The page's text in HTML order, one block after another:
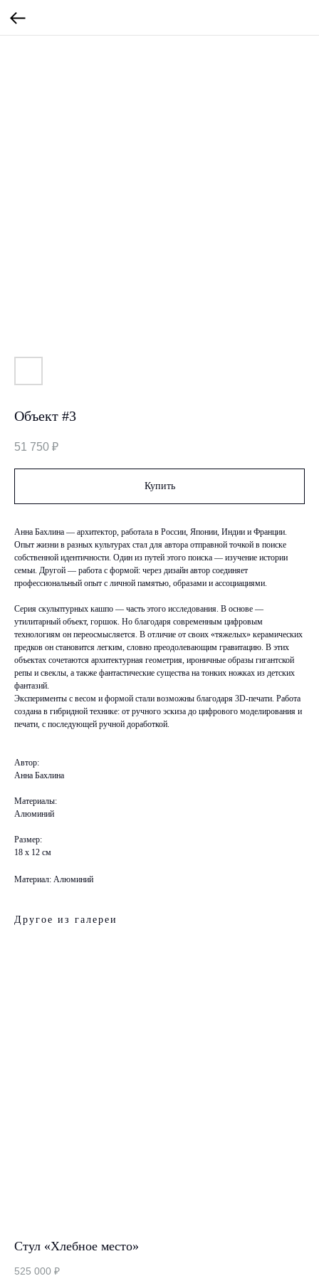
Объект #3
51 750 ₽
Купить
Анна Бахлина — архитектор, работала в России, Японии, Индии и Франции.
Опыт жизни в разных культурах стал для автора отправной точкой в поиске
собственной идентичности. Один из путей этого поиска — изучение истории
семьи. Другой — работа с формой: через дизайн автор соединяет
профессиональный опыт с личной памятью, образами и ассоциациями.
Серия скульптурных кашпо — часть этого исследования. В основе —
утилитарный объект, горшок. Но благодаря современным цифровым
технологиям он переосмысляется. В отличие от своих «тяжелых» керамических
предков он становится легким, словно преодолевающим гравитацию. В этих
объектах сочетаются архитектурная геометрия, ироничные образы гигантской
репы и свеклы, а также фантастические существа на тонких ножках из детских
фантазий.
Эксперименты с весом и формой стали возможны благодаря 3D-печати. Работа
создана в гибридной технике: от ручного эскиза до цифрового моделирования и
печати, с последующей ручной доработкой.
Автор:
Анна Бахлина
Материалы:
Алюминий
Размер:
18 х 12 см
Материал: Алюминий
Другое из галереи
Стул «Хлебное место»
525 000 ₽